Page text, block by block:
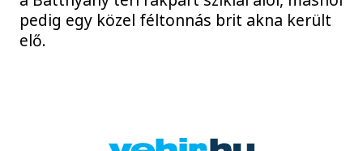
pedig egy közel féltonnás brit akna került
elő.